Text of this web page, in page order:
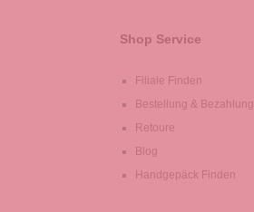
Shop Service
Filiale Finden
Bestellung & Bezahlung
Retoure
Blog
Handgepäck Finden